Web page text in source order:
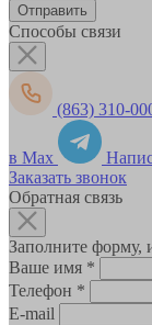
Способы связи
(863) 310-
в Max
Заказать звонок
Обратная связь
Заполните форму,
Ваше имя *
Телефон *
E-mail